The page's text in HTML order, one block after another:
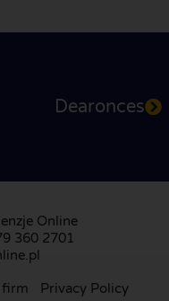
Dearonces
Online
360 2701
firm Privacy Policy